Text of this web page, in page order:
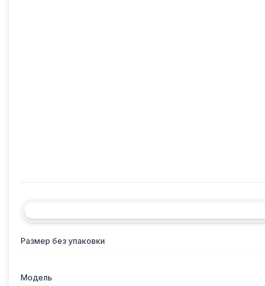
Размер без упаковки
Модель